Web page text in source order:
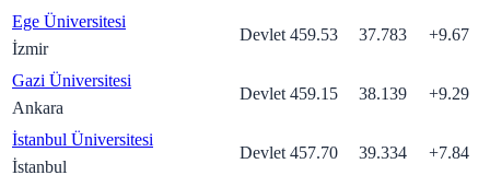
Ege Üniversitesi
İzmir
Devlet 459.53 37.783 +9.67
Gazi Üniversitesi
Ankara
Devlet 459.15 38.139 +9.29
İstanbul Üniversitesi
İstanbul
Devlet 457.70 39.334 +7.84